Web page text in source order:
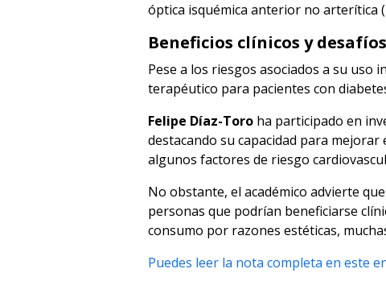
óptica isquémica anterior no arterítica
Beneficios clínicos y
Pese a los riesgos asociados a su uso
terapéutico para pacientes con
Felipe Díaz-Toro ha participado en
destacando su capacidad para
algunos factores de riesgo
No obstante, el académico advierte
personas que podrían beneficiarse
consumo por razones estéticas,
Puedes leer la nota completa en este